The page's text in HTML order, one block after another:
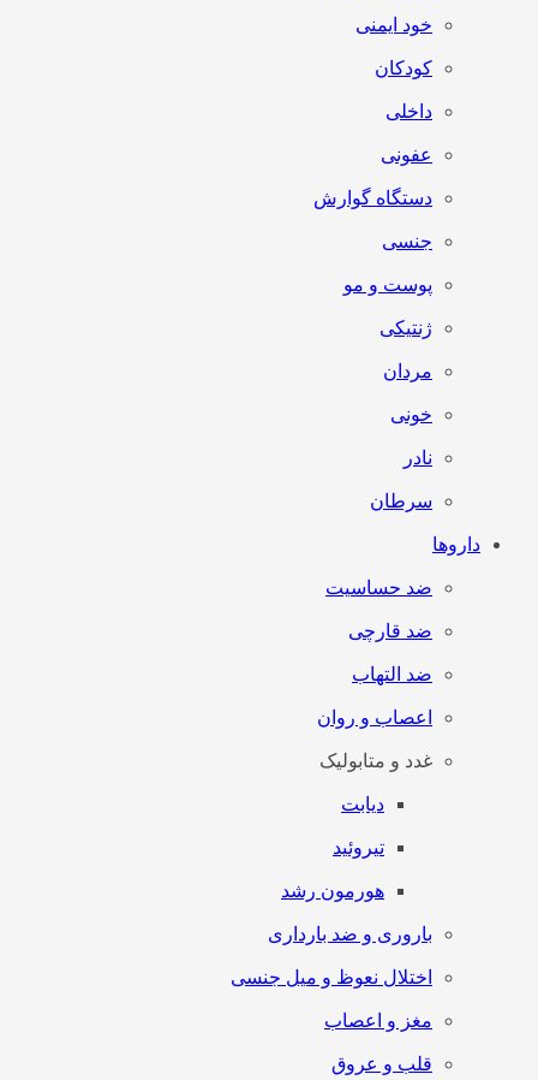
خود ایمنی
کودکان
داخلی
عفونی
دستگاه گوارش
جنسی
پوست و مو
ژنتیکی
مردان
خونی
نادر
سرطان
داروها
ضد حساسیت
ضد قارچی
ضد التهاب
اعصاب و روان
غدد و متابولیک
دیابت
تیروئید
هورمون رشد
باروری و ضد بارداری
اختلال نعوظ و میل جنسی
مغز و اعصاب
قلب و عروق